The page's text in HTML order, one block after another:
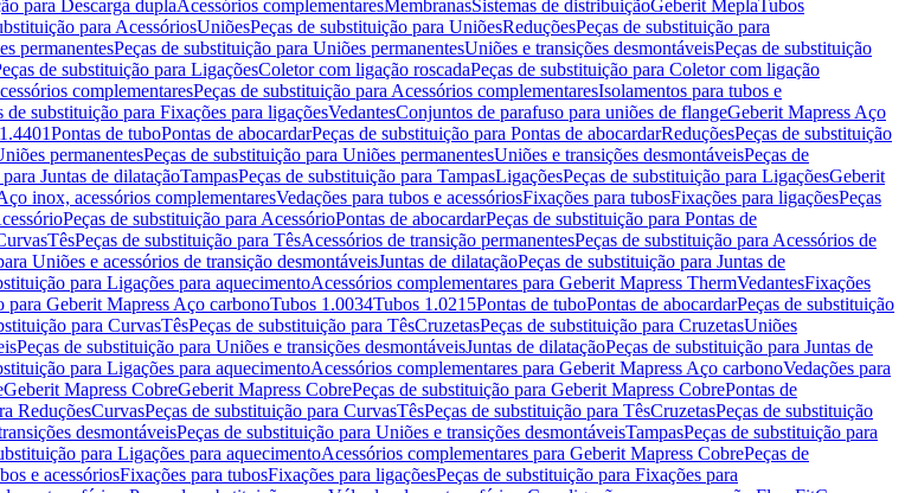
para Descarga duplaAcessórios complementaresMembranasSistemas de distribuiçãoGeberit MeplaTubos
para AcessóriosUniõesPeças de substituição para UniõesReduçõesPeças de substituição para
permanentesPeças de substituição para Uniões permanentesUniões e transições desmontáveisPeças de substituição
de substituição para LigaçõesColetor com ligação roscadaPeças de substituição para Coletor com ligação
complementaresPeças de substituição para Acessórios complementaresIsolamentos para tubos e
de substituição para Fixações para ligaçõesVedantesConjuntos de parafuso para uniões de flangeGeberit Mapress Aço
Pontas de tuboPontas de abocardarPeças de substituição para Pontas de abocardarReduçõesPeças de substituição
permanentesPeças de substituição para Uniões permanentesUniões e transições desmontáveisPeças de
Juntas de dilataçãoTampasPeças de substituição para TampasLigaçõesPeças de substituição para LigaçõesGeberit
inox, acessórios complementaresVedações para tubos e acessóriosFixações para tubosFixações para ligaçõesPeças
Peças de substituição para AcessórioPontas de abocardarPeças de substituição para Pontas de
TêsPeças de substituição para TêsAcessórios de transição permanentesPeças de substituição para Acessórios de
Uniões e acessórios de transição desmontáveisJuntas de dilataçãoPeças de substituição para Juntas de
para Ligações para aquecimentoAcessórios complementares para Geberit Mapress ThermVedantesFixações
para Geberit Mapress Aço carbonoTubos 1.0034Tubos 1.0215Pontas de tuboPontas de abocardarPeças de substituição
para CurvasTêsPeças de substituição para TêsCruzetasPeças de substituição para CruzetasUniões
Peças de substituição para Uniões e transições desmontáveisJuntas de dilataçãoPeças de substituição para Juntas de
para Ligações para aquecimentoAcessórios complementares para Geberit Mapress Aço carbonoVedações para
Geberit Mapress CobreGeberit Mapress CobrePeças de substituição para Geberit Mapress CobrePontas de
ReduçõesCurvasPeças de substituição para CurvasTêsPeças de substituição para TêsCruzetasPeças de substituição
desmontáveisPeças de substituição para Uniões e transições desmontáveisTampasPeças de substituição para
para Ligações para aquecimentoAcessórios complementares para Geberit Mapress CobrePeças de
e acessóriosFixações para tubosFixações para ligaçõesPeças de substituição para Fixações para